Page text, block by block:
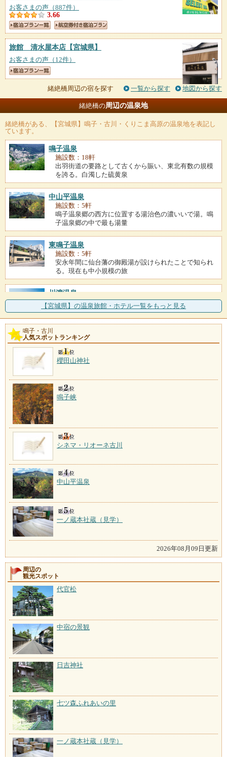
お客さまの声（887件）
3.66
旅館 清水屋本店 【宮城県】
お客さまの声（12件）
緒絶橋周辺の宿を探す 一覧から探す 地図から探す
緒絶橋の周辺の温泉地
緒絶橋がある、【宮城県】鳴子・古川・くりこま高原の温泉地を表記し
ています。
鳴子温泉
施設数：18軒
出羽街道の要路として古くから賑い、東北有数の規模
を誇る。白濁した硫黄泉
中山平温泉
施設数：5軒
鳴子温泉郷の西方に位置する湯治色の濃いいで湯。鳴
子温泉郷の中で最も湯量
東鳴子温泉
施設数：5軒
安永年間に仙台藩の御殿湯が設けられたことで知られ
る。現在も中小規模の旅
川渡温泉
施設数：4軒
鳴子温泉郷の中で最も早く開湯した温泉で、その街並
みは現在も藩政時代の面
鬼首温泉
施設数：3軒
東北のチロルと称される鬼首高原や吹上高原では、ア
【宮城県】の温泉旅館・ホテル一覧をもっと見る
鳴子・古川
人気スポットランキング
櫻田山神社
鳴子峡
シネマ・リオーネ古川
中山平温泉
一ノ蔵本社蔵（見学）
2026年08月09日更新
周辺の
観光スポット
代官松
中宿の景観
日吉神社
七ツ森ふれあいの里
一ノ蔵本社蔵（見学）